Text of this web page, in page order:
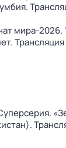
мира-2026.